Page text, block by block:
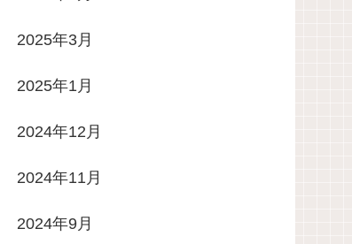
2025年3月
2025年1月
2024年12月
2024年11月
2024年9月